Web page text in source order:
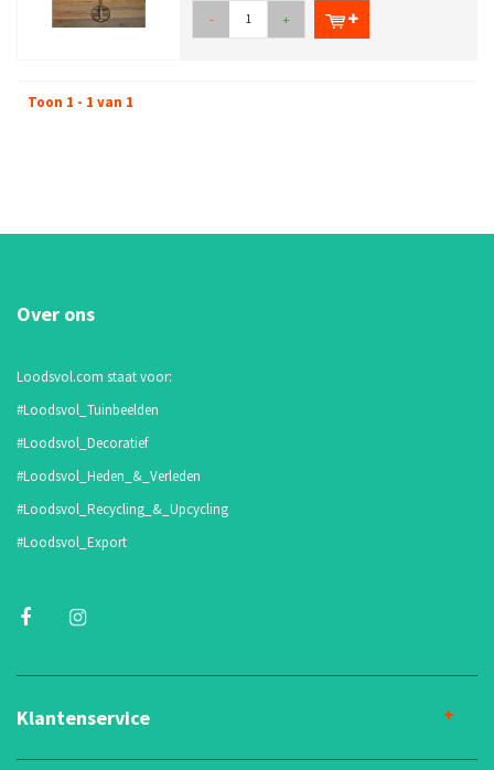
- +
Toon 1 - 1 van 1
Over ons
Loodsvol.com staat voor:
#Loodsvol_Tuinbeelden
#Loodsvol_Decoratief
#Loodsvol_Heden_&_Verleden
#Loodsvol_Recycling_&_Upcycling
#Loodsvol_Export
Klantenservice